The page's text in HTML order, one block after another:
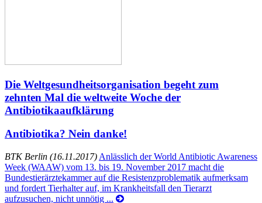
Die Weltgesundheitsorganisation begeht zum
zehnten Mal die weltweite Woche der
Antibiotikaaufklärung
Antibiotika? Nein danke!
BTK Berlin (16.11.2017) Anlässlich der World Antibiotic Awareness
Week (WAAW) vom 13. bis 19. November 2017 macht die
Bundestierärztekammer auf die Resistenzproblematik aufmerksam
und fordert Tierhalter auf, im Krankheitsfall den Tierarzt
aufzusuchen, nicht unnötig ...